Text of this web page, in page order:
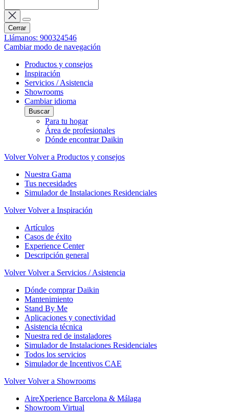
Cerrar
Llámanos: 900324546
Cambiar modo de navegación
Productos y consejos
Inspiración
Servicios / Asistencia
Showrooms
Cambiar idioma
Buscar
Para tu hogar
Área de profesionales
Dónde encontrar Daikin
Volver Volver a Productos y consejos
Nuestra Gama
Tus necesidades
Simulador de Instalaciones Residenciales
Volver Volver a Inspiración
Artículos
Casos de éxito
Experience Center
Descripción general
Volver Volver a Servicios / Asistencia
Dónde comprar Daikin
Mantenimiento
Stand By Me
Aplicaciones y conectividad
Asistencia técnica
Nuestra red de instaladores
Simulador de Instalaciones Residenciales
Todos los servicios
Simulador de Incentivos CAE
Volver Volver a Showrooms
AireXperience Barcelona & Málaga
Showroom Virtual